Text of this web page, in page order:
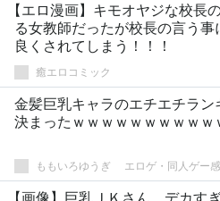
【エロ漫画】キモオヤジな校長
る女教師だったが校長の言う
良くされてしまう！！！
癒エロコミック
金髪巨乳キャラのエチエチラン
決まったｗｗｗｗｗｗｗｗｗｗ
ももいろゆうぎ エロゲ・同人ゲー
【画像】巨乳ＪＫさん、デカす